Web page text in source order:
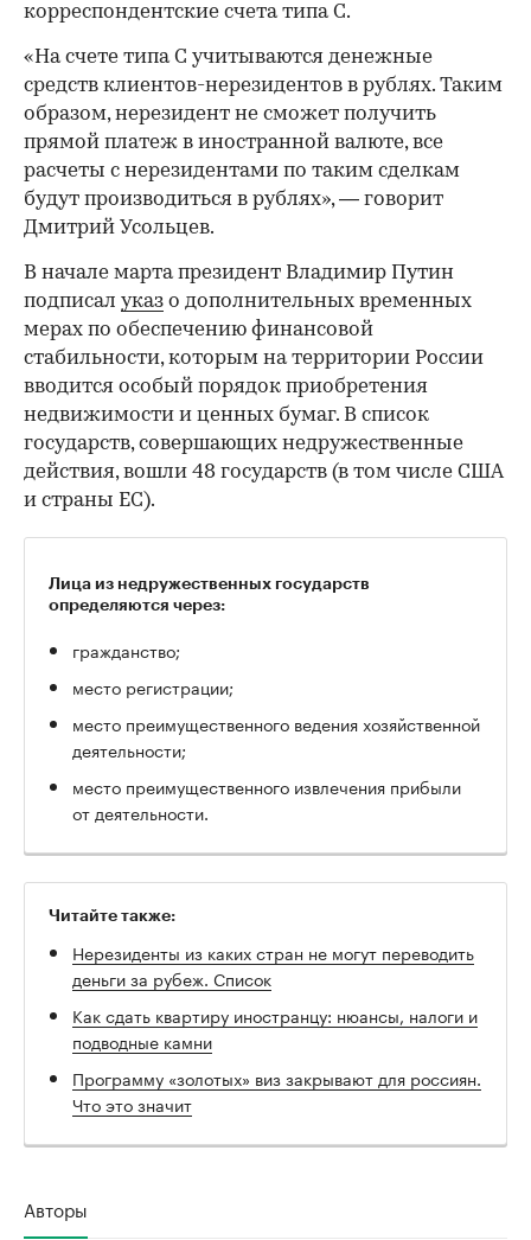
корреспондентские счета типа С.
«На счете типа С учитываются денежные
средств клиентов-нерезидентов в рублях. Таким
образом, нерезидент не сможет получить
прямой платеж в иностранной валюте, все
расчеты с нерезидентами по таким сделкам
будут производиться в рублях», — говорит
Дмитрий Усольцев.
В начале марта президент Владимир Путин
подписал указ о дополнительных временных
мерах по обеспечению финансовой
стабильности, которым на территории России
вводится особый порядок приобретения
недвижимости и ценных бумаг. В список
государств, совершающих недружественные
действия, вошли 48 государств (в том числе США
и страны ЕС).
Лица из недружественных государств
определяются через:
гражданство;
место регистрации;
место преимущественного ведения хозяйственной
деятельности;
место преимущественного извлечения прибыли
от деятельности.
Читайте также:
Нерезиденты из каких стран не могут переводить
деньги за рубеж. Список
Как сдать квартиру иностранцу: нюансы, налоги и
подводные камни
Программу «золотых» виз закрывают для россиян.
Что это значит
Авторы